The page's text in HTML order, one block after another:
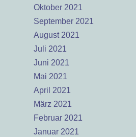
Oktober 2021
September 2021
August 2021
Juli 2021
Juni 2021
Mai 2021
April 2021
März 2021
Februar 2021
Januar 2021